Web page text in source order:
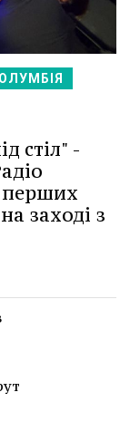
стіл" -
перших
заході з